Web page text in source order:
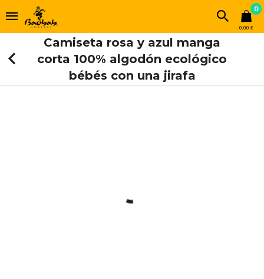
0
0,00 €
Camiseta rosa y azul manga
corta 100% algodón ecológico
bébés con una jirafa